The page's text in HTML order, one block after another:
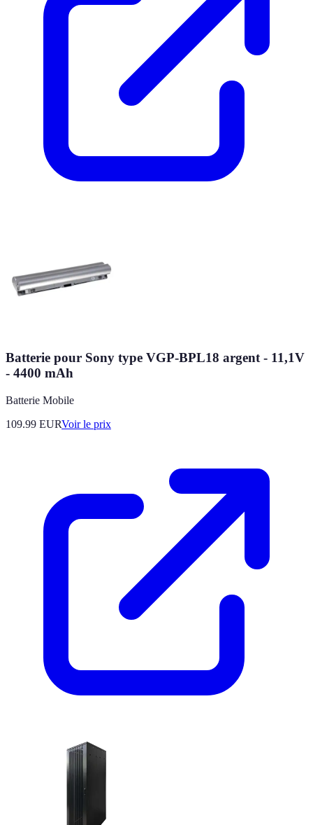
Batterie pour Sony type VGP-BPL18 argent - 11,1V
- 4400 mAh
Batterie Mobile
109.99 EURVoir le prix